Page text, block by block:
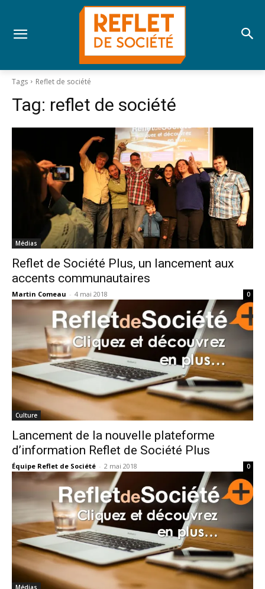
Tags Reflet de société
Tag: reflet de société
Médias
Reflet de Société Plus, un lancement aux
accents communautaires
Martin Comeau - 4 mai 2018 0
Culture
Lancement de la nouvelle plateforme
d’information Reflet de Société Plus
Équipe Reflet de Société - 2 mai 2018 0
Médias